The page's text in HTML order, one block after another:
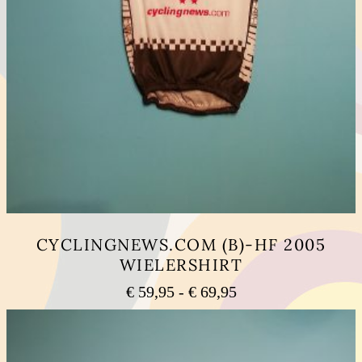
CYCLINGNEWS.COM (B)-HF 2005
WIELERSHIRT
€59,95 - €69,95Prijsklasse:
€ 59,95